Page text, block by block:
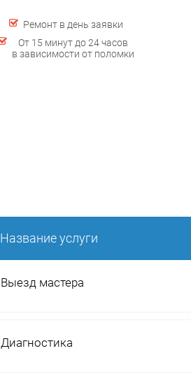
Ремонт в день заявки
От 15 минут до 24 часов
в зависимости от поломки
Название услуги
Выезд мастера
Диагностика